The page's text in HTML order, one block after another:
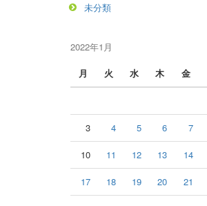
未分類
2022年1月
月
火 水 木 金
3 4 5 6 7
10 11 12 13 14
17 18 19 20 21